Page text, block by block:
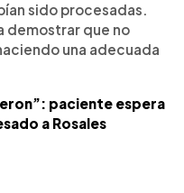
sido procesadas.
demostrar que no
una adecuada
paciente espera
a Rosales